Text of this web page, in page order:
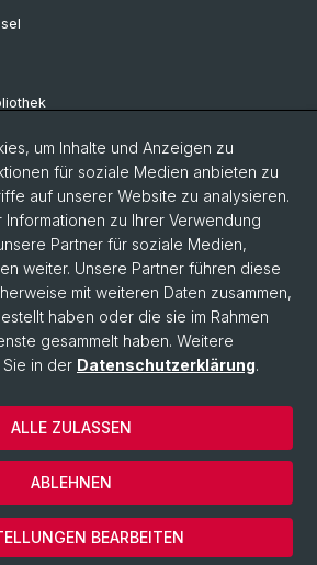
um Inhalte und Anzeigen zu
für soziale Medien anbieten zu
auf unserer Website zu analysieren.
zu Ihrer Verwendung
Partner für soziale Medien,
weiter. Unsere Partner führen diese
mit weiteren Daten zusammen,
haben oder die sie im Rahmen
gesammelt haben. Weitere
in der Datenschutzerklärung.
BEARBEITEN
ABLEHNEN
ALLE ZULASSEN